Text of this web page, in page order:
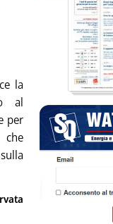
la
al
per
che